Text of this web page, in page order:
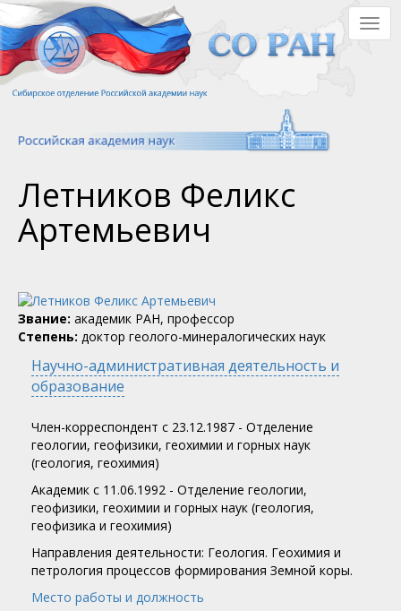
Перейти
к
основному
содержанию
Летников Феликс
Артемьевич
Звание: академик РАН, профессор
Степень: доктор геолого-минералогических наук
Научно-административная деятельность и
образование
Член-корреспондент c 23.12.1987 - Отделение
геологии, геофизики, геохимии и горных наук
(геология, геохимия)
Академик c 11.06.1992 - Отделение геологии,
геофизики, геохимии и горных наук (геология,
геофизика и геохимия)
Направления деятельности: Геология. Геохимия и
петрология процессов формирования Земной коры.
Место работы и должность